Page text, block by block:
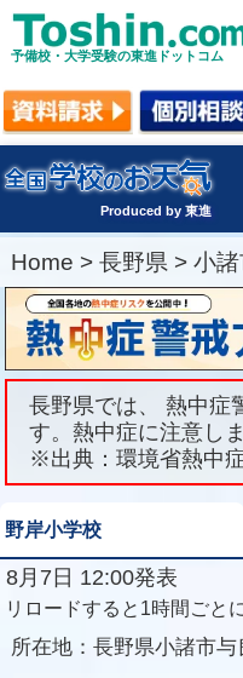
予備校・大学受験の東進ドットコム
Produced by 東進
Home > 長野県 > 小
長野県では、 熱中症
す。熱中症に注意し
※出典：環境省熱中
野岸小学校
8月7日 12:00発表
リロードすると1時間ごと
所在地： 長野県小諸市与